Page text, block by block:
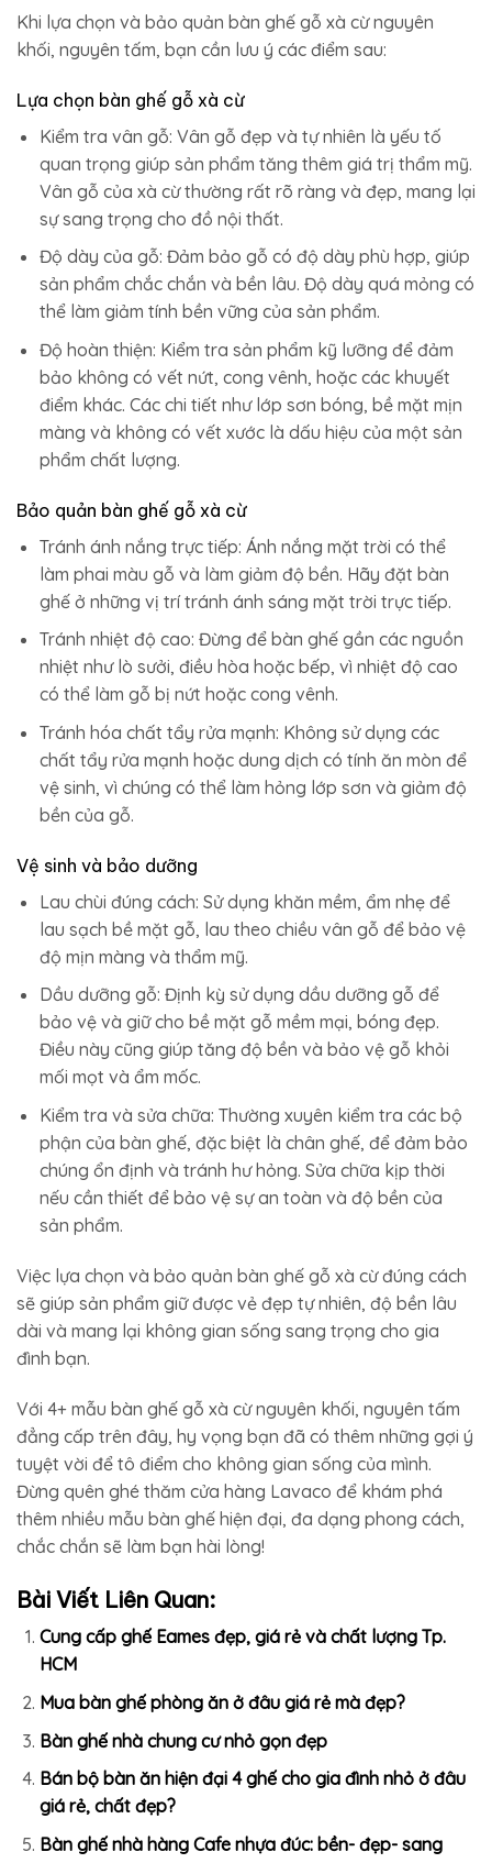
Khi lựa chọn và bảo quản bàn ghế gỗ xà cừ nguyên
khối, nguyên tấm, bạn cần lưu ý các điểm sau:
Lựa chọn bàn ghế gỗ xà cừ
Kiểm tra vân gỗ: Vân gỗ đẹp và tự nhiên là yếu tố
quan trọng giúp sản phẩm tăng thêm giá trị thẩm mỹ.
Vân gỗ của xà cừ thường rất rõ ràng và đẹp, mang lại
sự sang trọng cho đồ nội thất.
Độ dày của gỗ: Đảm bảo gỗ có độ dày phù hợp, giúp
sản phẩm chắc chắn và bền lâu. Độ dày quá mỏng có
thể làm giảm tính bền vững của sản phẩm.
Độ hoàn thiện: Kiểm tra sản phẩm kỹ lưỡng để đảm
bảo không có vết nứt, cong vênh, hoặc các khuyết
điểm khác. Các chi tiết như lớp sơn bóng, bề mặt mịn
màng và không có vết xước là dấu hiệu của một sản
phẩm chất lượng.
Bảo quản bàn ghế gỗ xà cừ
Tránh ánh nắng trực tiếp: Ánh nắng mặt trời có thể
làm phai màu gỗ và làm giảm độ bền. Hãy đặt bàn
ghế ở những vị trí tránh ánh sáng mặt trời trực tiếp.
Tránh nhiệt độ cao: Đừng để bàn ghế gần các nguồn
nhiệt như lò sưởi, điều hòa hoặc bếp, vì nhiệt độ cao
có thể làm gỗ bị nứt hoặc cong vênh.
Tránh hóa chất tẩy rửa mạnh: Không sử dụng các
chất tẩy rửa mạnh hoặc dung dịch có tính ăn mòn để
vệ sinh, vì chúng có thể làm hỏng lớp sơn và giảm độ
bền của gỗ.
Vệ sinh và bảo dưỡng
Lau chùi đúng cách: Sử dụng khăn mềm, ẩm nhẹ để
lau sạch bề mặt gỗ, lau theo chiều vân gỗ để bảo vệ
độ mịn màng và thẩm mỹ.
Dầu dưỡng gỗ: Định kỳ sử dụng dầu dưỡng gỗ để
bảo vệ và giữ cho bề mặt gỗ mềm mại, bóng đẹp.
Điều này cũng giúp tăng độ bền và bảo vệ gỗ khỏi
mối mọt và ẩm mốc.
Kiểm tra và sửa chữa: Thường xuyên kiểm tra các bộ
phận của bàn ghế, đặc biệt là chân ghế, để đảm bảo
chúng ổn định và tránh hư hỏng. Sửa chữa kịp thời
nếu cần thiết để bảo vệ sự an toàn và độ bền của
sản phẩm.
Việc lựa chọn và bảo quản bàn ghế gỗ xà cừ đúng cách
sẽ giúp sản phẩm giữ được vẻ đẹp tự nhiên, độ bền lâu
dài và mang lại không gian sống sang trọng cho gia
đình bạn.
Với 4+ mẫu bàn ghế gỗ xà cừ nguyên khối, nguyên tấm
đẳng cấp trên đây, hy vọng bạn đã có thêm những gợi ý
tuyệt vời để tô điểm cho không gian sống của mình.
Đừng quên ghé thăm cửa hàng Lavaco để khám phá
thêm nhiều mẫu bàn ghế hiện đại, đa dạng phong cách,
chắc chắn sẽ làm bạn hài lòng!
Bài Viết Liên Quan:
Cung cấp ghế Eames đẹp, giá rẻ và chất lượng Tp.
HCM
Mua bàn ghế phòng ăn ở đâu giá rẻ mà đẹp?
Bàn ghế nhà chung cư nhỏ gọn đẹp
Bán bộ bàn ăn hiện đại 4 ghế cho gia đình nhỏ ở đâu
giá rẻ, chất đẹp?
Bàn ghế nhà hàng Cafe nhựa đúc: bền- đẹp- sang